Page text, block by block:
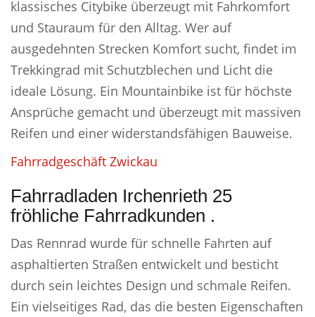
klassisches Citybike überzeugt mit Fahrkomfort
und Stauraum für den Alltag. Wer auf
ausgedehnten Strecken Komfort sucht, findet im
Trekkingrad mit Schutzblechen und Licht die
ideale Lösung. Ein Mountainbike ist für höchste
Ansprüche gemacht und überzeugt mit massiven
Reifen und einer widerstandsfähigen Bauweise.
Fahrradgeschäft Zwickau
Fahrradladen Irchenrieth 25
fröhliche Fahrradkunden .
Das Rennrad wurde für schnelle Fahrten auf
asphaltierten Straßen entwickelt und besticht
durch sein leichtes Design und schmale Reifen.
Ein vielseitiges Rad, das die besten Eigenschaften